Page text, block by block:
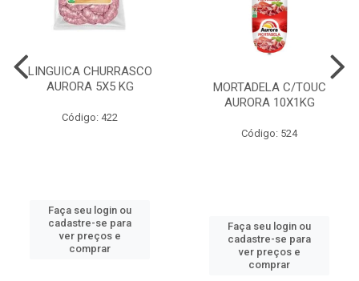
LINGUICA CHURRASCO
AURORA 5X5 KG
Código: 422
Faça seu login ou
cadastre-se para
ver preços e
comprar
MORTADELA C/TOUC
AURORA 10X1KG
Código: 524
Faça seu login ou
cadastre-se para
ver preços e
comprar